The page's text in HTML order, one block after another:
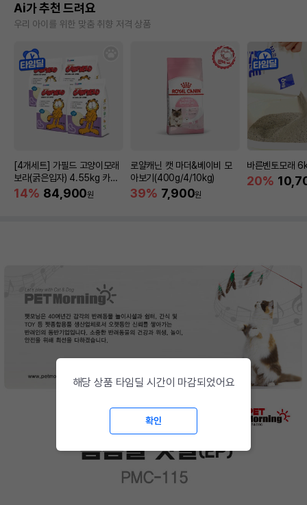
Ai가 추천 드려요
우리 아이를 위한 맞춤 취향 저격 상품
[4개세트] 가필드 고양이모래
보라(굵은입자) 4.55kg 카사
바모래
14% 84,900원
로얄캐닌 캣 마더&베이비 모
아보기(400g/4/10kg)
39% 7,900원
바른벤토모래
20%
해당 상품 타임딜 시간이 마감되었어요
확인